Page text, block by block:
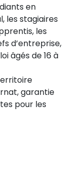
en
les stagiaires
les
d’entreprise,
âgés de 16 à
garantie
pour les